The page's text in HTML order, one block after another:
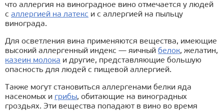
что аллергия на виноградное вино отмечается у людей
с аллергией на латекс и с аллергией на пыльцу
винограда.
Для осветления вина применяются вещества, имеющие
высокий аллергенный индекс — яичный белок, желатин,
казеин молока и другие, представляющие большую
опасность для людей с пищевой аллергией.
Также могут становиться аллергенами белки яда
насекомых и грибы, обитающие на виноградных
гроздьях. Эти вещества попадают в вино во время